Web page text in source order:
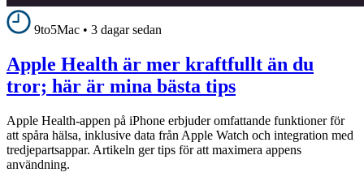
9to5Mac • 3 dagar sedan
Apple Health är mer kraftfullt än du
tror; här är mina bästa tips
Apple Health-appen på iPhone erbjuder omfattande funktioner för
att spåra hälsa, inklusive data från Apple Watch och integration med
tredjepartsappar. Artikeln ger tips för att maximera appens
användning.